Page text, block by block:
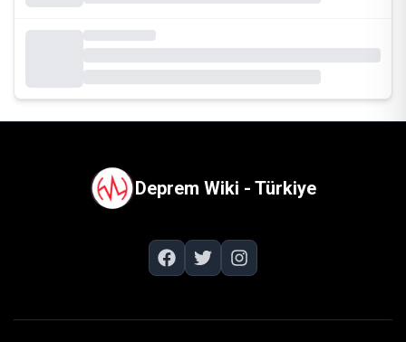
Deprem Wiki - Türkiye